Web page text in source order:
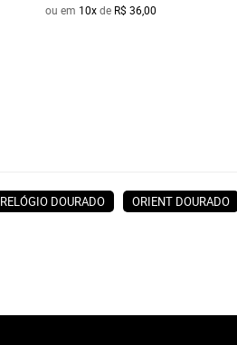
ou em 10xde R$ 36,00
RELÓGIO DOURADO
ORIENT DOURADO